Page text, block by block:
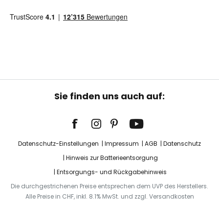
Sie finden uns auch auf:
Datenschutz-Einstellungen Impressum AGB
Datenschutz
Hinweis zur Batterieentsorgung
Entsorgungs- und Rückgabehinweis
Die durchgestrichenen Preise entsprechen dem UVP des Herstellers.
Alle Preise in CHF, inkl. 8.1% MwSt. und zzgl. Versandkosten